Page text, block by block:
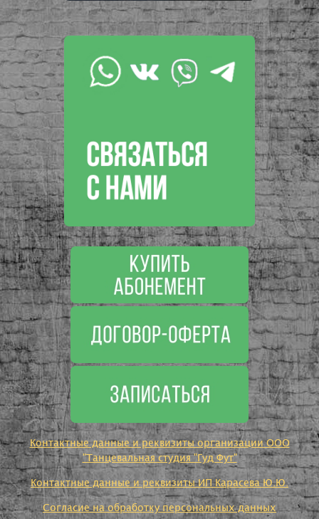
Контактные данные и реквизиты организации ООО
"Танцевальная студия "Гуд Фут"
Контактные данные и реквизиты ИП Карасева Ю.Ю.
Согласие на обработку персональных данных